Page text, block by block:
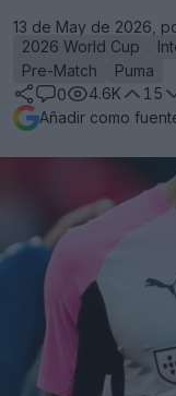
13 de May de 2026,
2026 World Cup
Pre-Match
Puma
0
4.6K 15
Añadir como